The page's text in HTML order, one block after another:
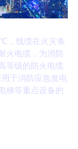
线缆在火灾条
火电缆，为消防
等级的防火电缆
于消防应急发电
梯等重点设备的